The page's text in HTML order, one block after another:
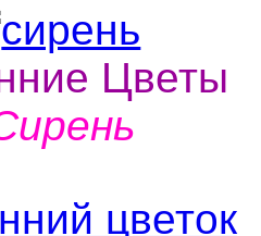
Цветы